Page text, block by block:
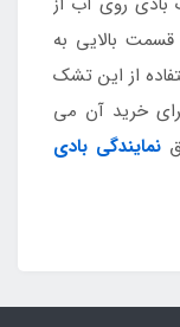
بالایی به
از این تشک
و برای خرید آن می
نمایندگی بادی